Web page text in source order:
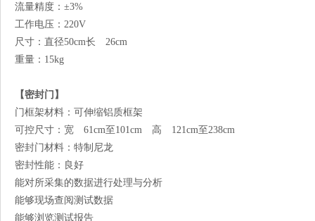
流量精度：±3%
工作电压：220V
尺寸：直径50cm长 26cm
重量：15kg
【密封门】
门框架材料：可伸缩铝质框架
可控尺寸：宽 61cm至101cm 高 121cm至238cm
密封门材料：特制尼龙
密封性能：良好
能对所采集的数据进行处理与分析
能够现场查阅测试数据
能够浏览测试报告